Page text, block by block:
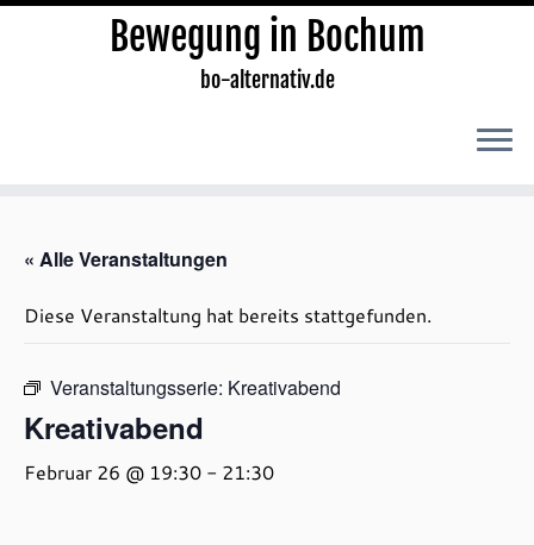
springen
Bewegung in Bochum
bo-alternativ.de
« Alle Veranstaltungen
Diese Veranstaltung hat bereits stattgefunden.
Veranstaltungsserie: Kreativabend
Kreativabend
Februar 26 @ 19:30 - 21:30